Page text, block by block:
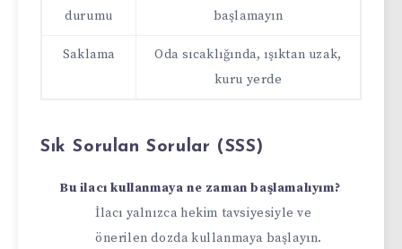
durumu
başlamayın
Saklama
Oda sıcaklığında, ışıktan uzak,
kuru yerde
Sık Sorulan Sorular (SSS)
Bu ilacı kullanmaya ne zaman başlamalıyım?
İlacı yalnızca hekim tavsiyesiyle ve
önerilen dozda kullanmaya başlayın.